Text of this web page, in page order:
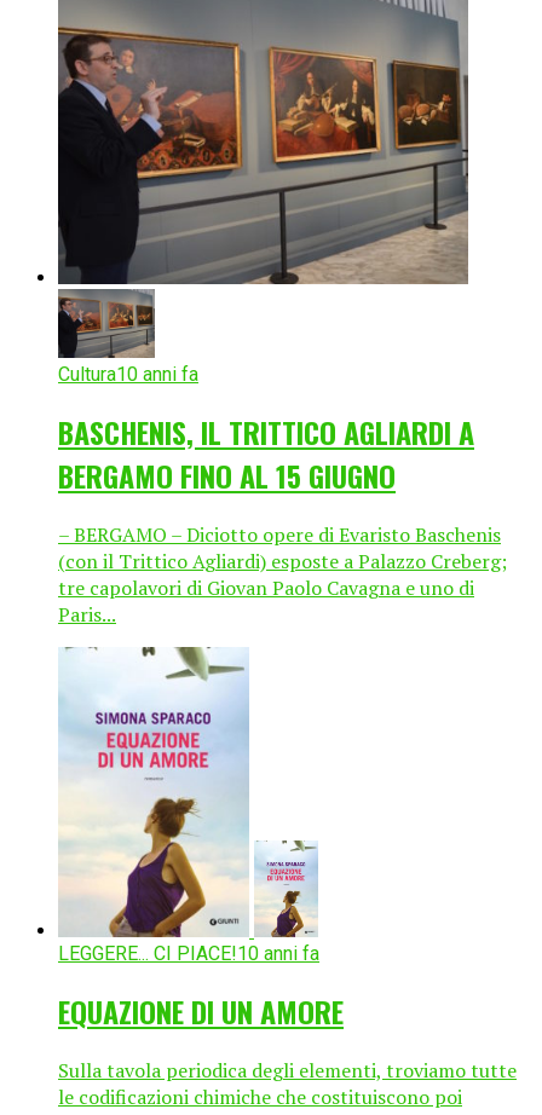
Cultura10 anni fa
BASCHENIS, IL TRITTICO AGLIARDI A
BERGAMO FINO AL 15 GIUGNO
– BERGAMO – Diciotto opere di Evaristo Baschenis
(con il Trittico Agliardi) esposte a Palazzo Creberg;
tre capolavori di Giovan Paolo Cavagna e uno di
Paris...
LEGGERE... CI PIACE!10 anni fa
EQUAZIONE DI UN AMORE
Sulla tavola periodica degli elementi, troviamo tutte
le codificazioni chimiche che costituiscono poi